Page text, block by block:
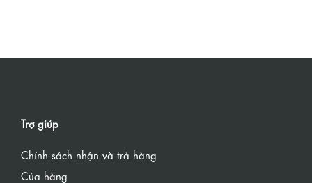
Trợ giúp
Chính sách nhận và trả hàng
Của hàng